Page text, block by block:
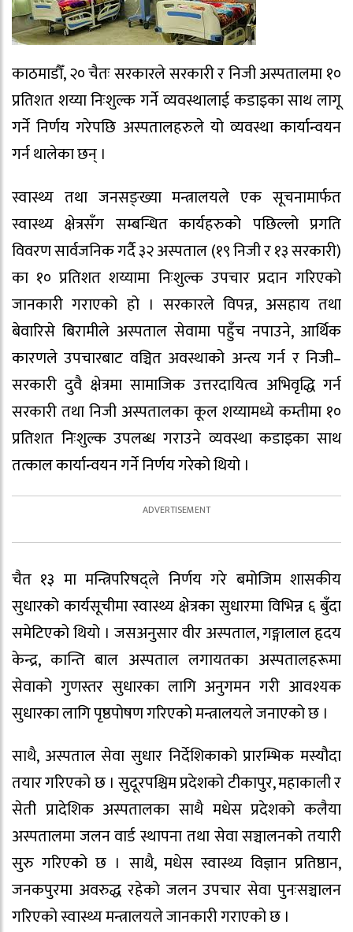
काठमाडौँ, २० चैतः सरकारले सरकारी र निजी अस्पतालमा १०
प्रतिशत शय्या निःशुल्क गर्ने व्यवस्थालाई कडाइका साथ लागू
गर्ने निर्णय गरेपछि अस्पतालहरुले यो व्यवस्था कार्यान्वयन
गर्न थालेका छन् ।
स्वास्थ्य तथा जनसङ्ख्या मन्त्रालयले एक सूचनामार्फत
स्वास्थ्य क्षेत्रसँग सम्बन्धित कार्यहरुको पछिल्लो प्रगति
विवरण सार्वजनिक गर्दै ३२ अस्पताल (१९ निजी र १३ सरकारी)
का १० प्रतिशत शय्यामा निःशुल्क उपचार प्रदान गरिएको
जानकारी गराएको हो । सरकारले विपन्न, असहाय तथा
बेवारिसे बिरामीले अस्पताल सेवामा पहुँच नपाउने, आर्थिक
कारणले उपचारबाट वञ्चित अवस्थाको अन्त्य गर्न र निजी–
सरकारी दुवै क्षेत्रमा सामाजिक उत्तरदायित्व अभिवृद्धि गर्न
सरकारी तथा निजी अस्पतालका कूल शय्यामध्ये कम्तीमा १०
प्रतिशत निःशुल्क उपलब्ध गराउने व्यवस्था कडाइका साथ
तत्काल कार्यान्वयन गर्ने निर्णय गरेको थियो ।
चैत १३ मा मन्त्रिपरिषद्ले निर्णय गरे बमोजिम शासकीय
सुधारको कार्यसूचीमा स्वास्थ्य क्षेत्रका सुधारमा विभिन्न ६ बुँदा
समेटिएको थियो । जसअनुसार वीर अस्पताल, गङ्गालाल हृदय
केन्द्र, कान्ति बाल अस्पताल लगायतका अस्पतालहरूमा
सेवाको गुणस्तर सुधारका लागि अनुगमन गरी आवश्यक
सुधारका लागि पृष्ठपोषण गरिएको मन्त्रालयले जनाएको छ ।
साथै, अस्पताल सेवा सुधार निर्देशिकाको प्रारम्भिक मस्यौदा
तयार गरिएको छ । सुदूरपश्चिम प्रदेशको टीकापुर, महाकाली र
सेती प्रादेशिक अस्पतालका साथै मधेस प्रदेशको कलैया
अस्पतालमा जलन वार्ड स्थापना तथा सेवा सञ्चालनको तयारी
सुरु गरिएको छ । साथै, मधेस स्वास्थ्य विज्ञान प्रतिष्ठान,
जनकपुरमा अवरुद्ध रहेको जलन उपचार सेवा पुनःसञ्चालन
गरिएको स्वास्थ्य मन्त्रालयले जानकारी गराएको छ ।